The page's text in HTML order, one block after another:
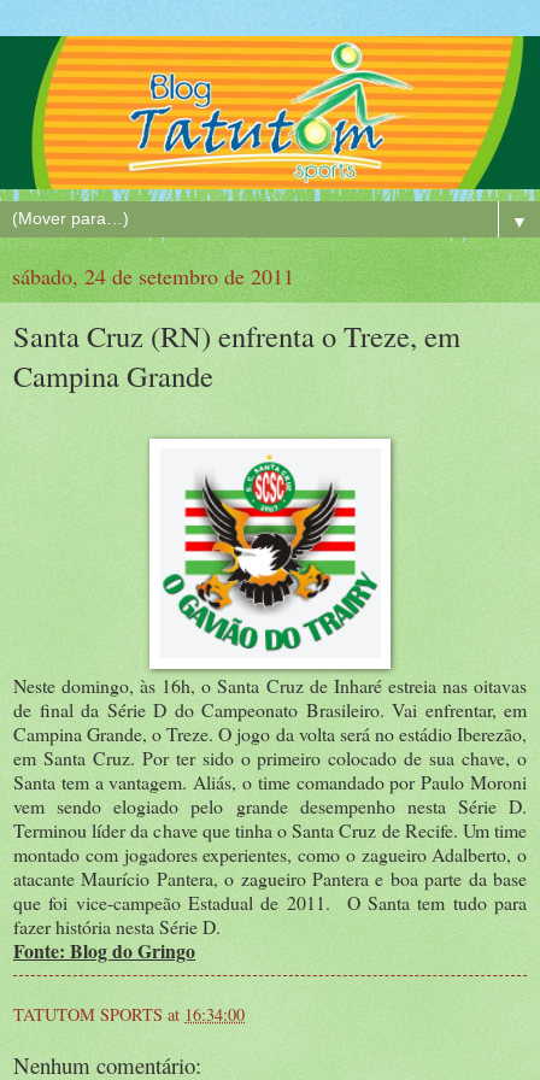
▼
sábado, 24 de setembro de 2011
Santa Cruz (RN) enfrenta o Treze, em
Campina Grande
Neste domingo, às 16h, o Santa Cruz de Inharé estreia nas oitavas
de final da Série D do Campeonato Brasileiro. Vai enfrentar, em
Campina Grande, o Treze. O jogo da volta será no estádio Iberezão,
em Santa Cruz. Por ter sido o primeiro colocado de sua chave, o
Santa tem a vantagem. Aliás, o time comandado por Paulo Moroni
vem sendo elogiado pelo grande desempenho nesta Série D.
Terminou líder da chave que tinha o Santa Cruz de Recife. Um time
montado com jogadores experientes, como o zagueiro Adalberto, o
atacante Maurício Pantera, o zagueiro Pantera e boa parte da base
que foi vice-campeão Estadual de 2011. O Santa tem tudo para
fazer história nesta Série D.
Fonte: Blog do Gringo
TATUTOM SPORTS at 16:34:00
Nenhum comentário: